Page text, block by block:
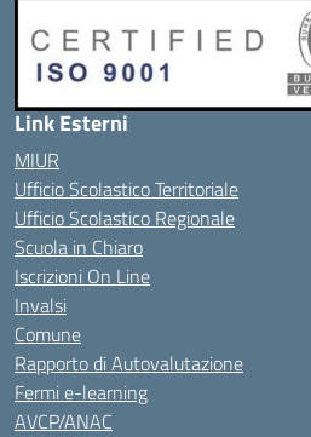
Link Esterni
MIUR
Ufficio Scolastico Territoriale
Ufficio Scolastico Regionale
Scuola in Chiaro
Iscrizioni On Line
Invalsi
Comune
Rapporto di Autovalutazione
Fermi e-learning
AVCP/ANAC